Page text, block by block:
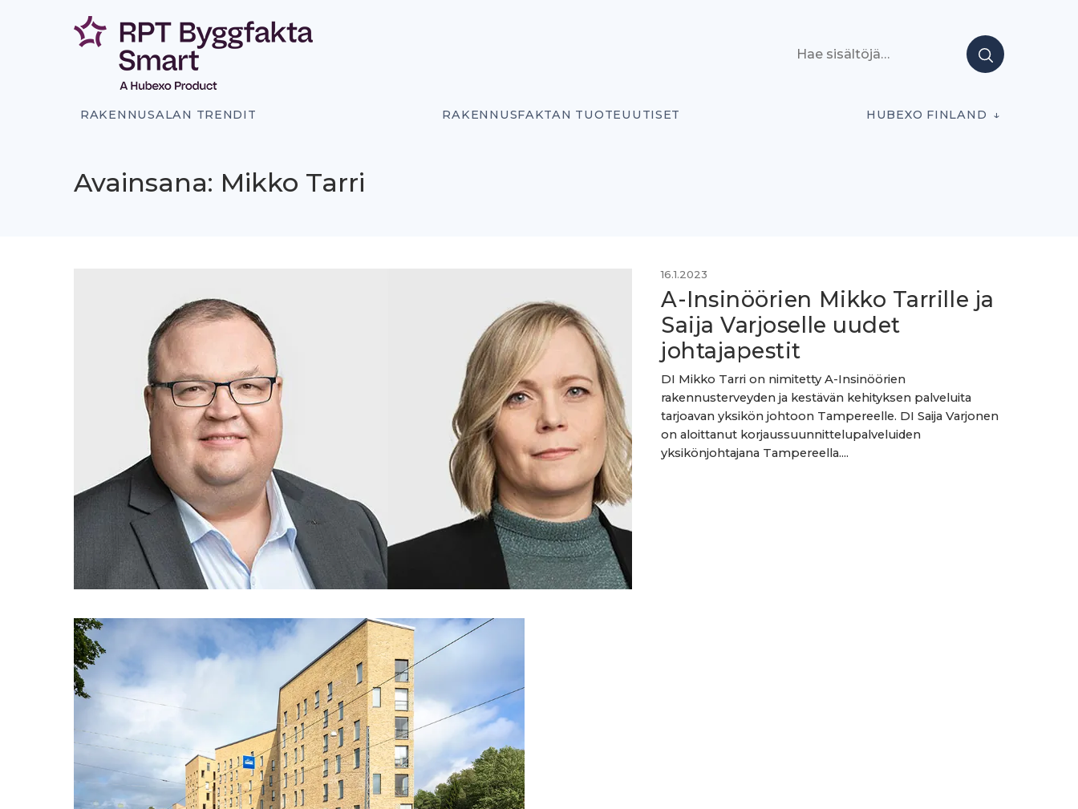
RAKENNUSALAN TRENDIT RAKENNUSFAKTAN TUOTEUUTISET HUBEXO FINLAND
Avainsana: Mikko Tarri
16.1.2023
A-Insinöörien Mikko Tarrille ja
Saija Varjoselle uudet
johtajapestit
DI Mikko Tarri on nimitetty A-Insinöörien
rakennusterveyden ja kestävän kehityksen palveluita
tarjoavan yksikön johtoon Tampereelle. DI Saija Varjonen
on aloittanut korjaussuunnittelupalveluiden
yksikönjohtajana Tampereella....